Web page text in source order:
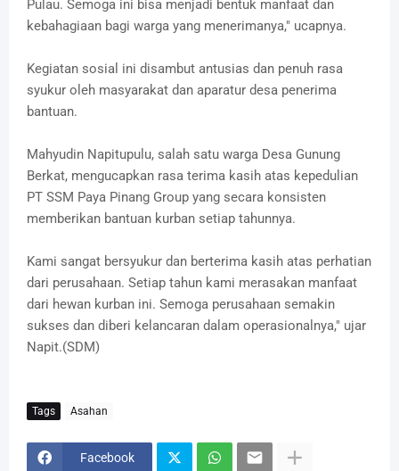
Pulau. Semoga ini bisa menjadi bentuk manfaat dan
kebahagiaan bagi warga yang menerimanya," ucapnya.
Kegiatan sosial ini disambut antusias dan penuh rasa
syukur oleh masyarakat dan aparatur desa penerima
bantuan.
Mahyudin Napitupulu, salah satu warga Desa Gunung
Berkat, mengucapkan rasa terima kasih atas kepedulian
PT SSM Paya Pinang Group yang secara konsisten
memberikan bantuan kurban setiap tahunnya.
Kami sangat bersyukur dan berterima kasih atas perhatian
dari perusahaan. Setiap tahun kami merasakan manfaat
dari hewan kurban ini. Semoga perusahaan semakin
sukses dan diberi kelancaran dalam operasionalnya," ujar
Napit.(SDM)
Tags Asahan
Facebook